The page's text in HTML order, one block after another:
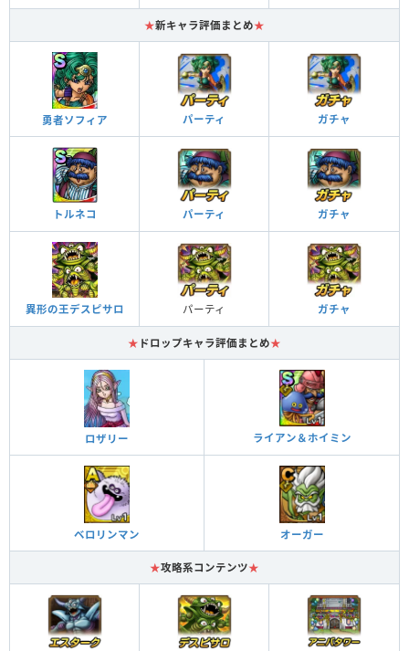
★新キャラ評価まとめ★
勇者ソフィア パーティ ガチャ
トルネコ パーティ ガチャ
異形の王デスピサロ パーティ ガチャ
★ ドロップキャラ評価まとめ★
ロザリー ライアン＆ホイミン
ベロリンマン オーガー
★攻略系コンテンツ★